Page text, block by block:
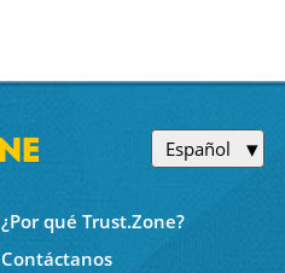
Español
¿Por qué Trust.Zone?
Contáctanos